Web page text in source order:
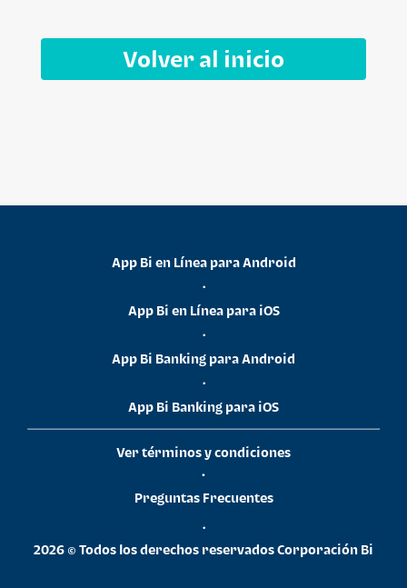
Volver al inicio
App Bi en Línea para Android
•
App Bi en Línea para iOS
•
App Bi Banking para Android
•
App Bi Banking para iOS
Ver términos y condiciones
•
Preguntas Frecuentes
•
2026 © Todos los derechos reservados Corporación Bi